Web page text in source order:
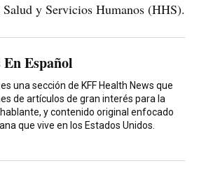
Salud y Servicios Humanos (HHS).
Español
una sección de KFF Health News que
de artículos de gran interés para la
y contenido original enfocado
que vive en los Estados Unidos.